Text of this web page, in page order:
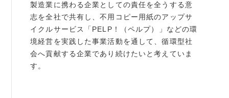
製造業に携わる企業としての責任を全うする意
志を全社で共有し、不用コピー用紙のアップサ
イクルサービス「PELP！（ペルプ）」などの環
境経営を実践した事業活動を通して、循環型社
会へ貢献する企業であり続けたいと考えていま
す。